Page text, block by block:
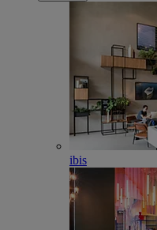
ibis